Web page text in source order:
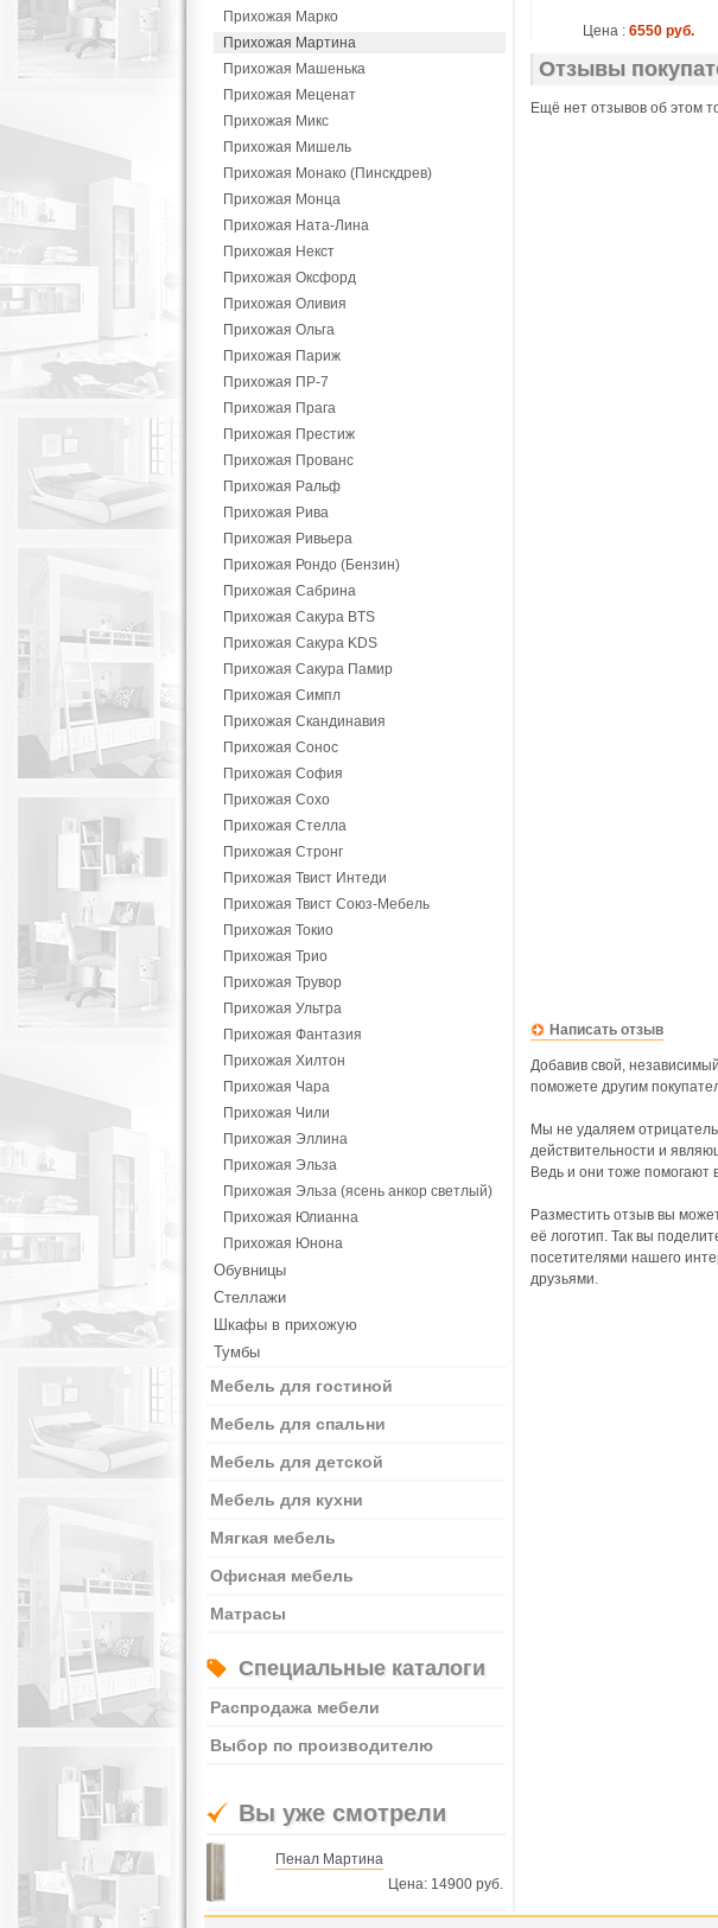
Прихожая Марко
Прихожая Мартина
Прихожая Машенька
Прихожая Меценат
Прихожая Микс
Прихожая Мишель
Прихожая Монако (Пинскдрев)
Прихожая Монца
Прихожая Ната-Лина
Прихожая Некст
Прихожая Оксфорд
Прихожая Оливия
Прихожая Ольга
Прихожая Париж
Прихожая ПР-7
Прихожая Прага
Прихожая Престиж
Прихожая Прованс
Прихожая Ральф
Прихожая Рива
Прихожая Ривьера
Прихожая Рондо (Бензин)
Прихожая Сабрина
Прихожая Сакура BTS
Прихожая Сакура KDS
Прихожая Сакура Памир
Прихожая Симпл
Прихожая Скандинавия
Прихожая Сонос
Прихожая София
Прихожая Сохо
Прихожая Стелла
Прихожая Стронг
Прихожая Твист Интеди
Прихожая Твист Союз-Мебель
Прихожая Токио
Прихожая Трио
Прихожая Трувор
Прихожая Ультра
Прихожая Фантазия
Прихожая Хилтон
Прихожая Чара
Прихожая Чили
Прихожая Эллина
Прихожая Эльза
Прихожая Эльза (ясень анкор светлый)
Прихожая Юлианна
Прихожая Юнона
Обувницы
Стеллажи
Шкафы в прихожую
Тумбы
Мебель для гостиной
Мебель для спальни
Мебель для детской
Мебель для кухни
Мягкая мебель
Офисная мебель
Матрасы
Специальные каталоги
Распродажа мебели
Выбор по производителю
Вы уже смотрели
Пенал Мартина
Цена: 14900 руб.
Цена : 6550 руб.
Отзывы
Ещё нет отзывов об этом
Написать отзыв
Добавив свой,
поможете другим
Мы не удаляем
действительности и
Ведь и они тоже помогают
Разместить отзыв вы
её логотип. Так вы
посетителями нашего
друзьями.